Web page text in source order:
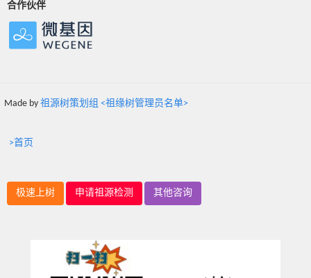
合作伙伴
Made by 祖源树策划组 <祖缘树管理员名单>
>首页
极速上树 申请祖源检测 其他咨询